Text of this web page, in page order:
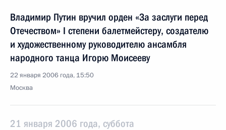
Владимир Путин вручил орден «За заслуги перед
Отечеством» I степени балетмейстеру, создателю
и художественному руководителю ансамбля
народного танца Игорю Моисееву
22 января 2006 года, 15:50
Москва
21 января 2006 года, суббота